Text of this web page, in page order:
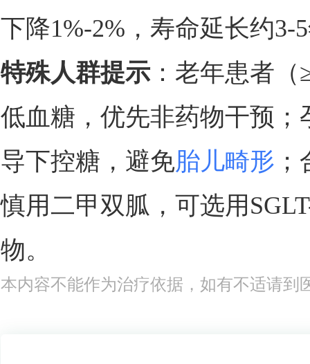
下降1%-2%，寿命延长约3-5
特殊人群提示：老年患者（
低血糖，优先非药物干预；
导下控糖，避免胎儿畸形
慎用二甲双胍，可选用
物。
本内容不能作为治疗依据，如有不适请到